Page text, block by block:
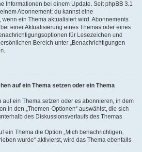
Informationen bei einem Update. Seit phpBB 3.1
Abonnement: du kannst eine
ein Thema aktualisiert wird. Abonnements
einer Aktualisierung eines Themas oder eines
für Lesezeichen und
Bereich unter „Benachrichtigungen
auf ein Thema setzen oder ein Thema
auf ein Thema setzen oder es abonnieren, in dem
in den „Themen-Optionen“ auswählst, die sich
des Diskussionsverlaufs des Themas
ein Thema die Option „Mich benachrichtigen,
wurde“ aktivierst, wird das Thema ebenfalls